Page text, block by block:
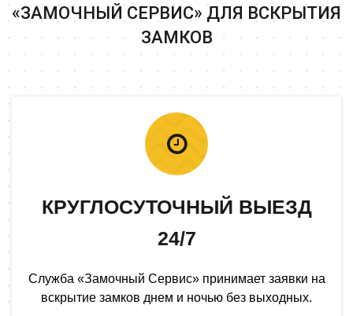
«ЗАМОЧНЫЙ СЕРВИС» ДЛЯ ВСКРЫТИЯ
ЗАМКОВ
КРУГЛОСУТОЧНЫЙ ВЫЕЗД
24/7
Служба «Замочный Сервис» принимает заявки на
вскрытие замков днем и ночью без выходных.